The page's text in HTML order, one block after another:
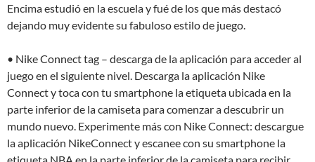
Encima estudió en la escuela y fué de los que más destacó
dejando muy evidente su fabuloso estilo de juego.
• Nike Connect tag – descarga de la aplicación para acceder al
juego en el siguiente nivel. Descarga la aplicación Nike
Connect y toca con tu smartphone la etiqueta ubicada en la
parte inferior de la camiseta para comenzar a descubrir un
mundo nuevo. Experimente más con Nike Connect: descargue
la aplicación NikeConnect y escanee con su smartphone la
etiqueta NBA en la parte inferior de la camiseta para recibir